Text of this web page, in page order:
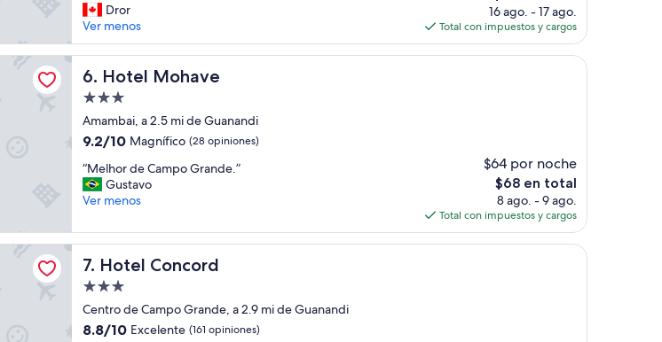
a
v
a
b
e
m
i
m
o
t
m
g
a
a
g
e
(52
opiniones)
r
e
a
t
b
e
a
k
a
s
t
W
a
r
m
s
o
Dror
Ver menos
precio
actual
es
de
16 ago. - 17 ago.
Total con impuestos y cargos
6. Hotel Mohave
Hotel Mohave
Propiedad
de
3.0
Amambai, a 2.5 mi de Guanandi
9.2
10,
Magnífico,
(28
9.2/10 Magnífico (28 opiniones)
“
M
e
h
o
r
d
e
C
a
“Melhor de Campo Grande.”
Gustavo
Ver menos
$64 por noche
El
precio
actual
es
de
$68 en total
8 ago. - 9 ago.
Total con impuestos y cargos
7. Hotel Concord
Hotel Concord
Propiedad
de
3.0
Centro de Campo Grande, a 2.9 mi de Guanandi
8.8
8.8/10 Excelente (161 opiniones)